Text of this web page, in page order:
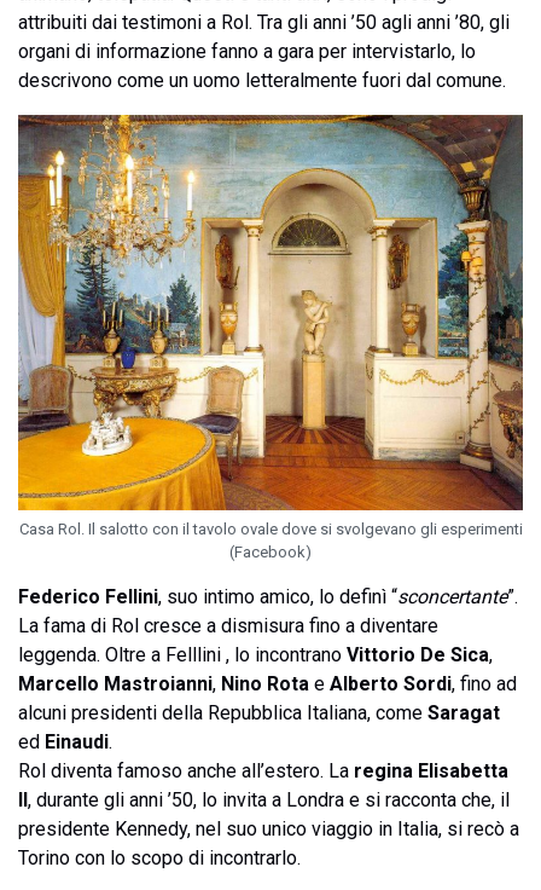
attribuiti dai testimoni a Rol. Tra gli anni ’50 agli anni ’80, gli
organi di informazione fanno a gara per intervistarlo, lo
descrivono come un uomo letteralmente fuori dal comune.
Casa Rol. Il salotto con il tavolo ovale dove si svolgevano gli esperimenti
(Facebook)
Federico Fellini, suo intimo amico, lo definì “sconcertante”.
La fama di Rol cresce a dismisura fino a diventare
leggenda. Oltre a Felllini , lo incontrano Vittorio De Sica,
Marcello Mastroianni, Nino Rota e Alberto Sordi, fino ad
alcuni presidenti della Repubblica Italiana, come Saragat
ed Einaudi.
Rol diventa famoso anche all’estero. La regina Elisabetta
, durante gli anni ’50, lo invita a Londra e si racconta che, il
presidente Kennedy, nel suo unico viaggio in Italia, si recò a
Torino con lo scopo di incontrarlo.